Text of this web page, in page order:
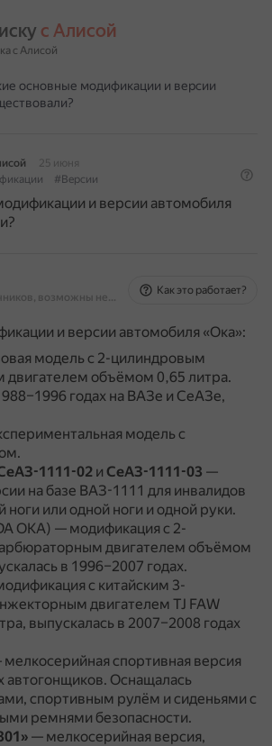
с Алисой
с Алисой
основные модификации и версии
25 июня
#Версии
и версии автомобиля
На основе источников, возможны неточности
Как это работает?
и версии автомобиля «Ока»:
модель с 2-цилиндровым
объёмом 0,65 литра.
годах на ВАЗе и СеАЗе,
модель с
1111-02 и СеАЗ-1111-03 —
на базе ВАЗ-1111 для инвалидов
ноги или одной ноги и одной руки.
OKA) — модификация с 2-
двигателем объёмом
в 1996–2007 годах.
с китайским 3-
двигателем TJ FAW
выпускалась в 2007–2008 годах
спортивная версия
автогонщиков. Оснащалась
спортивным рулём и сиденьями с
ремнями безопасности.
— мелкосерийная версия,